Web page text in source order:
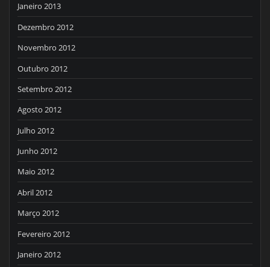
Janeiro 2013
Dezembro 2012
Novembro 2012
Outubro 2012
Setembro 2012
Agosto 2012
Julho 2012
Junho 2012
Maio 2012
Abril 2012
Março 2012
Fevereiro 2012
Janeiro 2012